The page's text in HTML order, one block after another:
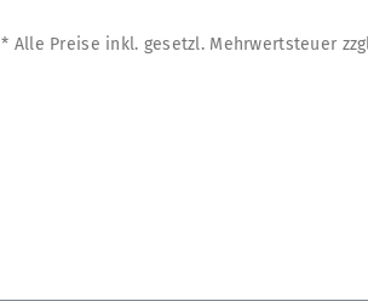
* Alle Preise inkl. gesetzl. Mehrwertsteuer